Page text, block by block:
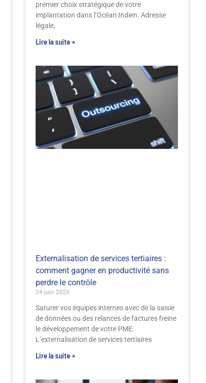
premier choix stratégique de votre
implantation dans l’Océan Indien. Adresse
légale,
Lire la suite »
Externalisation de services tertiaires :
comment gagner en productivité sans
perdre le contrôle
24 juin 2026
Saturer vos équipes internes avec de la saisie
de données ou des relances de factures freine
le développement de votre PME.
L’externalisation de services tertiaires
Lire la suite »